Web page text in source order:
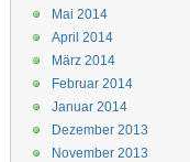
Mai 2014
April 2014
März 2014
Februar 2014
Januar 2014
Dezember 2013
November 2013